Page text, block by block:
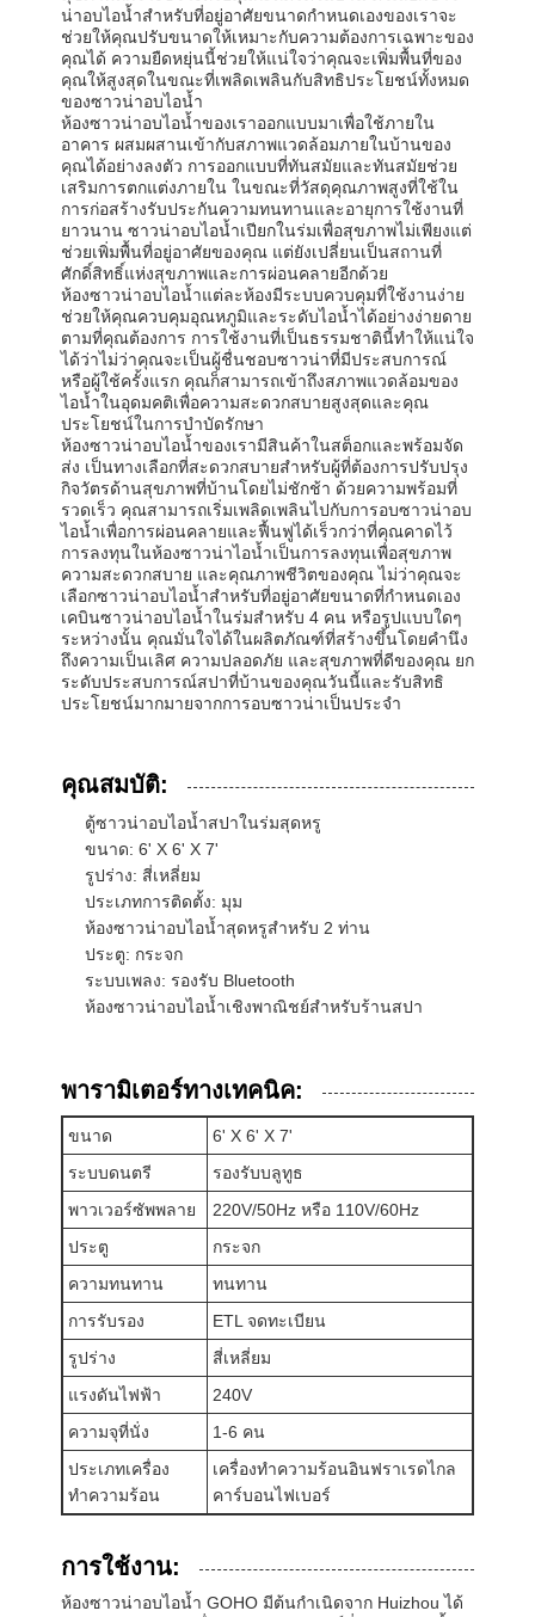
บ้าน ผลิตภัณฑ์ เกี่ยวกับเรา ทัวร์โรงงาน
ควบคุม
คุณภาพ
ติดต่อเรา ข่าว
พูดคุยกันตอน
นี้
ห้องทำงานกลางแจ้ง
ห้องอบไอน้ำแบบสตีม
ตู้แช่น้ำแข็ง
Home Office Pod
อ่างอาบน้ําแข็ง
เครื่องทำความร้อนซาวน่าไฟฟ้า
อุปกรณ์เสริมซาวน่า
เหรียญสํานักงาน
เครื่องปรับอากาศพกพา
ชุดช่องระบายอากาศหน้าต่างเครื่องปรับอากาศ
น่าอบไอน้ำสำหรับที่อยู่อาศัยขนาดกำหนดเองของเราจะ
ช่วยให้คุณปรับขนาดให้เหมาะกับความต้องการเฉพาะของ
คุณได้ ความยืดหยุ่นนี้ช่วยให้แน่ใจว่าคุณจะเพิ่มพื้นที่ของ
คุณให้สูงสุดในขณะที่เพลิดเพลินกับสิทธิประโยชน์ทั้งหมด
ของซาวน่าอบไอน้ำ
ห้องซาวน่าอบไอน้ำของเราออกแบบมาเพื่อใช้ภายใน
อาคาร ผสมผสานเข้ากับสภาพแวดล้อมภายในบ้านของ
คุณได้อย่างลงตัว การออกแบบที่ทันสมัยและทันสมัยช่วย
เสริมการตกแต่งภายใน ในขณะที่วัสดุคุณภาพสูงที่ใช้ใน
การก่อสร้างรับประกันความทนทานและอายุการใช้งานที่
ยาวนาน ซาวน่าอบไอน้ำเปียกในร่มเพื่อสุขภาพไม่เพียงแต่
ช่วยเพิ่มพื้นที่อยู่อาศัยของคุณ แต่ยังเปลี่ยนเป็นสถานที่
ศักดิ์สิทธิ์แห่งสุขภาพและการผ่อนคลายอีกด้วย
ห้องซาวน่าอบไอน้ำแต่ละห้องมีระบบควบคุมที่ใช้งานง่าย
ช่วยให้คุณควบคุมอุณหภูมิและระดับไอน้ำได้อย่างง่ายดาย
ตามที่คุณต้องการ การใช้งานที่เป็นธรรมชาตินี้ทำให้แน่ใจ
ได้ว่าไม่ว่าคุณจะเป็นผู้ชื่นชอบซาวน่าที่มีประสบการณ์
หรือผู้ใช้ครั้งแรก คุณก็สามารถเข้าถึงสภาพแวดล้อมของ
ไอน้ำในอุดมคติเพื่อความสะดวกสบายสูงสุดและคุณ
ประโยชน์ในการบำบัดรักษา
ห้องซาวน่าอบไอน้ำของเรามีสินค้าในสต็อกและพร้อมจัด
ส่ง เป็นทางเลือกที่สะดวกสบายสำหรับผู้ที่ต้องการปรับปรุง
กิจวัตรด้านสุขภาพที่บ้านโดยไม่ชักช้า ด้วยความพร้อมที่
รวดเร็ว คุณสามารถเริ่มเพลิดเพลินไปกับการอบซาวน่าอบ
ไอน้ำเพื่อการผ่อนคลายและฟื้นฟูได้เร็วกว่าที่คุณคาดไว้
การลงทุนในห้องซาวน่าไอน้ำเป็นการลงทุนเพื่อสุขภาพ
ความสะดวกสบาย และคุณภาพชีวิตของคุณ ไม่ว่าคุณจะ
เลือกซาวน่าอบไอน้ำสำหรับที่อยู่อาศัยขนาดที่กำหนดเอง
เคบินซาวน่าอบไอน้ำในร่มสำหรับ 4 คน หรือรูปแบบใดๆ
ระหว่างนั้น คุณมั่นใจได้ในผลิตภัณฑ์ที่สร้างขึ้นโดยคำนึง
ถึงความเป็นเลิศ ความปลอดภัย และสุขภาพที่ดีของคุณ ยก
ระดับประสบการณ์สปาที่บ้านของคุณวันนี้และรับสิทธิ
ประโยชน์มากมายจากการอบซาวน่าเป็นประจำ
คุณสมบัติ:
ตู้ซาวน่าอบไอน้ำสปาในร่มสุดหรู
ขนาด: 6' X 6' X 7'
รูปร่าง: สี่เหลี่ยม
ประเภทการติดตั้ง: มุม
ห้องซาวน่าอบไอน้ำสุดหรูสำหรับ 2 ท่าน
ประตู: กระจก
ระบบเพลง: รองรับ Bluetooth
ห้องซาวน่าอบไอน้ำเชิงพาณิชย์สำหรับร้านสปา
พารามิเตอร์ทางเทคนิค:
ขนาด
6' X 6' X 7'
ระบบดนตรี
รองรับบลูทูธ
พาวเวอร์ซัพพลาย
220V/50Hz หรือ 110V/60Hz
ประตู
กระจก
ความทนทาน
ทนทาน
การรับรอง
ETL จดทะเบียน
รูปร่าง
สี่เหลี่ยม
แรงดันไฟฟ้า
240V
ความจุที่นั่ง
1-6 คน
ประเภทเครื่อง
ทำความร้อน
เครื่องทำความร้อนอินฟราเรดไกล
คาร์บอนไฟเบอร์
การใช้งาน:
ห้องซาวน่าอบไอน้ำ GOHO มีต้นกำเนิดจาก Huizhou ได้